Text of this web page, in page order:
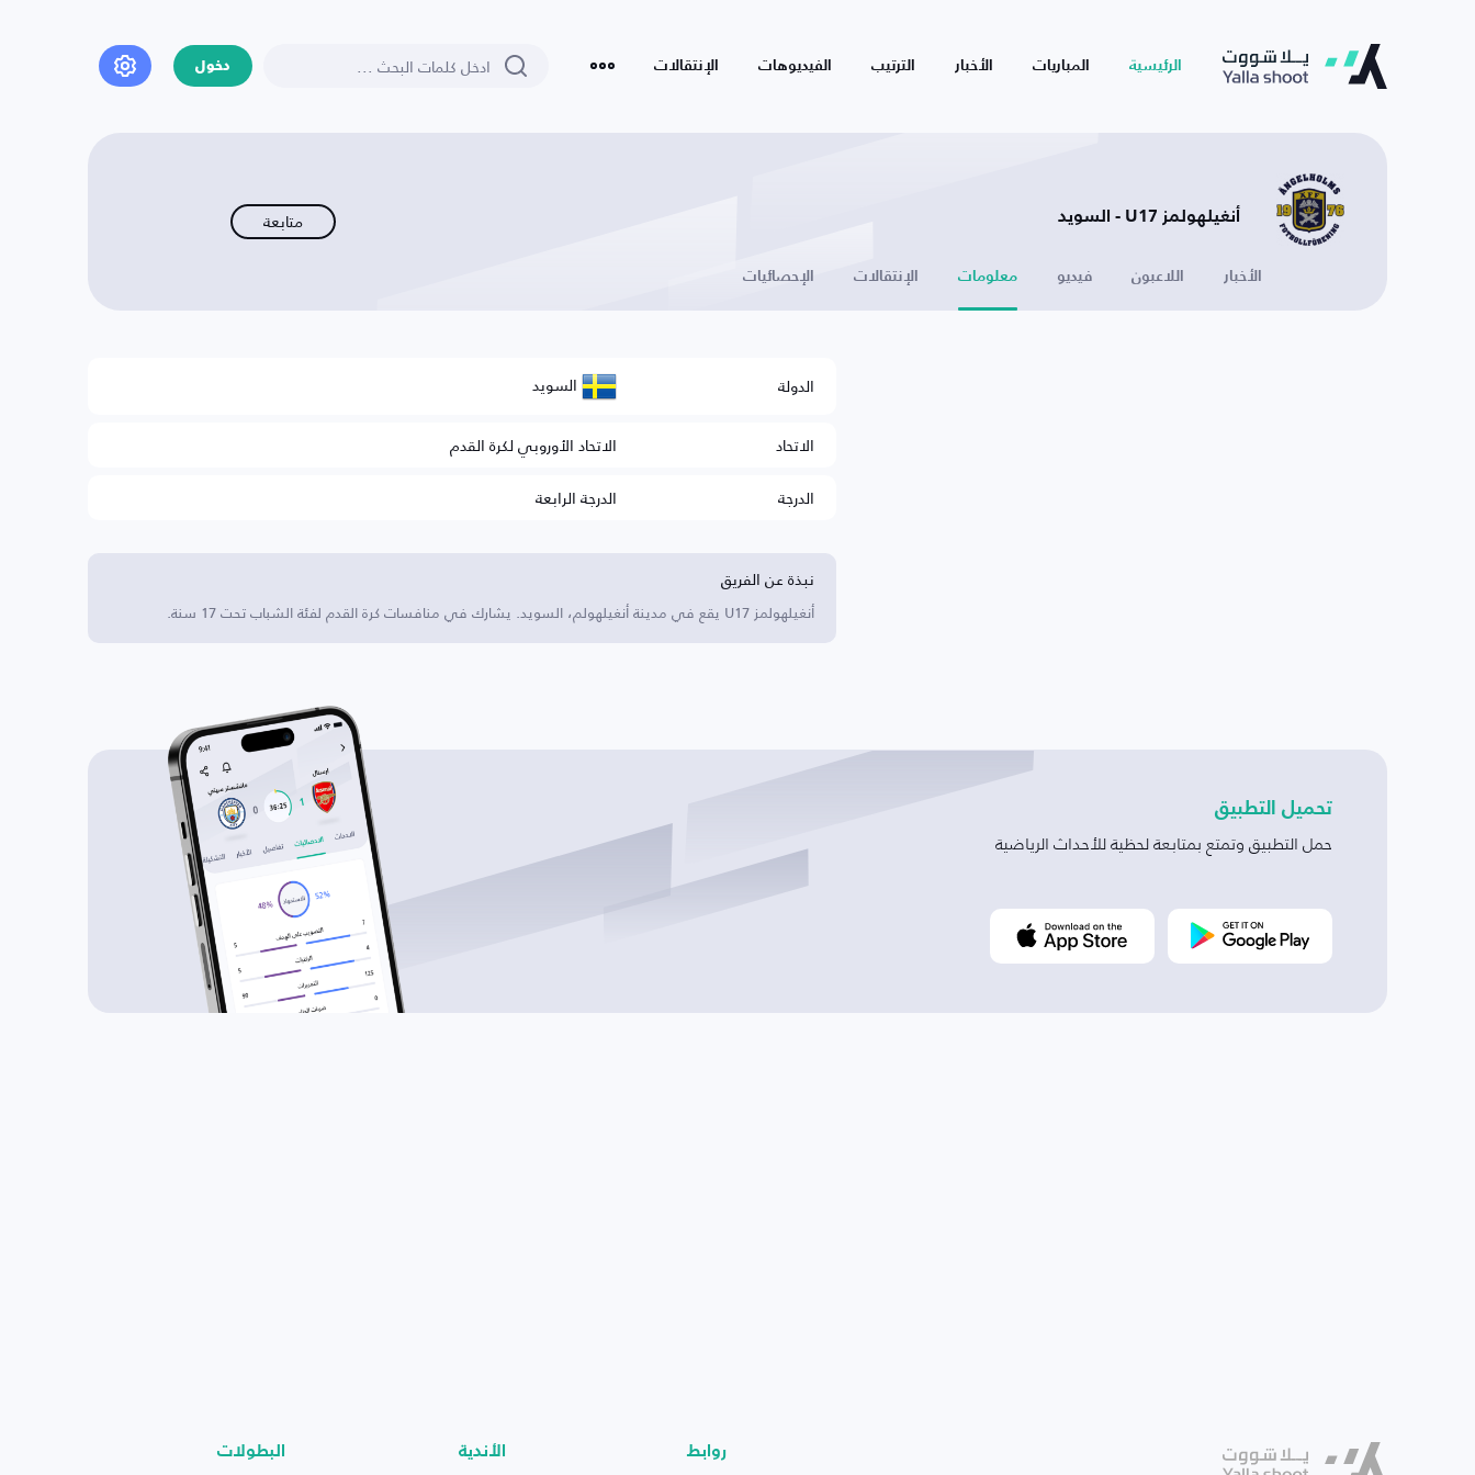
الرئيسية المباريات الأخبار الترتيب الفيديوهات الإنتقالات دخول
أنغيلهولمز U17 - السويد متابعة
الأخبار اللاعبون فيديو معلومات الإنتقالات الإحصائيات
الدولة السويد
الاتحاد
الاتحاد الأوروبي لكرة القدم
الدرجة
الدرجة الرابعة
نبذة عن الفريق
أنغيلهولمز U17 يقع في مدينة أنغيلهولم، السويد. يشارك في منافسات كرة القدم لفئة الشباب تحت 17 سنة.
تحميل التطبيق
حمل التطبيق وتمتع بمتابعة لحظية للأحداث الرياضية
روابط الأندية البطولات